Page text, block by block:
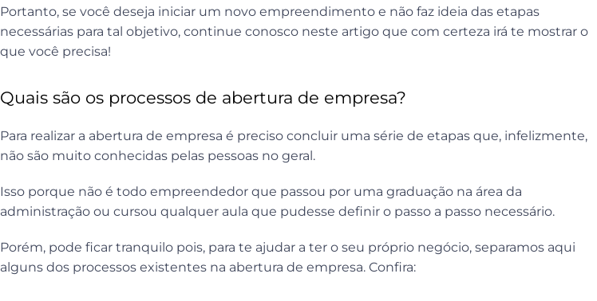
Portanto, se você deseja iniciar um novo empreendimento e não faz ideia das etapas
necessárias para tal objetivo, continue conosco neste artigo que com certeza irá te mostrar o
que você precisa!
Quais são os processos de abertura de empresa?
Para realizar a abertura de empresa é preciso concluir uma série de etapas que, infelizmente,
não são muito conhecidas pelas pessoas no geral.
Isso porque não é todo empreendedor que passou por uma graduação na área da
administração ou cursou qualquer aula que pudesse definir o passo a passo necessário.
Porém, pode ficar tranquilo pois, para te ajudar a ter o seu próprio negócio, separamos aqui
alguns dos processos existentes na abertura de empresa. Confira: